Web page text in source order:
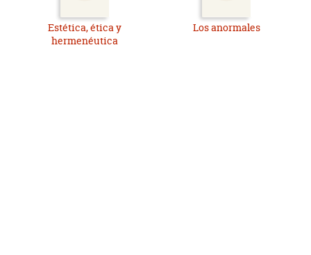
Estética, ética y
hermenéutica
Los anormales